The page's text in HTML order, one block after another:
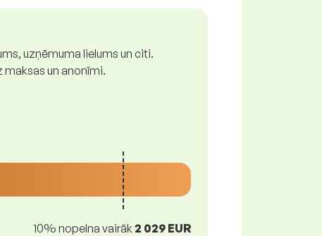
uzņēmuma lielums un citi.
un anonīmi.
10% nopelna vairāk2 029 EUR